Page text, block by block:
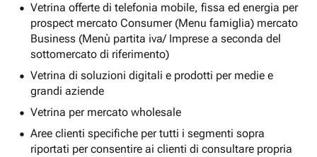
Vetrina offerte di telefonia mobile, fissa ed energia per
prospect mercato Consumer (Menu famiglia) mercato
Business (Menù partita iva/ Imprese a seconda del
sottomercato di riferimento)
Vetrina di soluzioni digitali e prodotti per medie e
grandi aziende
Vetrina per mercato wholesale
Aree clienti specifiche per tutti i segmenti sopra
riportati per consentire ai clienti di consultare propria